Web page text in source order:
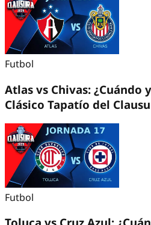
Futbol
Atlas vs Chivas: ¿Cuándo
Clásico Tapatío del
Futbol